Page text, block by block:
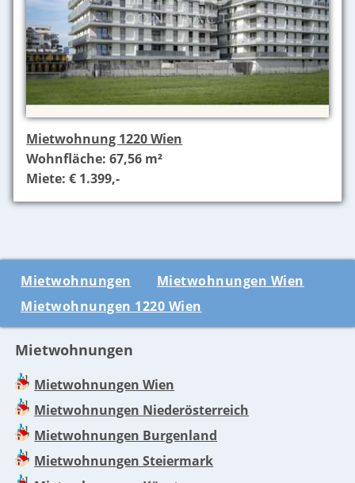
Mietwohnung 1220 Wien
Wohnfläche: 67,56 m²
Miete: € 1.399,-
Mietwohnungen
Mietwohnungen Wien
Mietwohnungen 1220 Wien
Mietwohnungen
Mietwohnungen Wien
Mietwohnungen Niederösterreich
Mietwohnungen Burgenland
Mietwohnungen Steiermark